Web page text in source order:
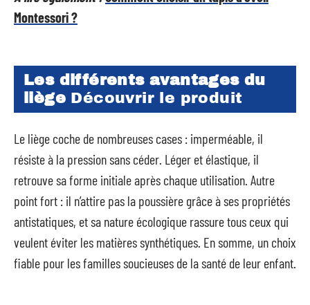
Montessori ?
Les différents avantages du
liège Découvrir le produit
Le liège coche de nombreuses cases : imperméable, il
résiste à la pression sans céder. Léger et élastique, il
retrouve sa forme initiale après chaque utilisation. Autre
point fort : il n’attire pas la poussière grâce à ses propriétés
antistatiques, et sa nature écologique rassure tous ceux qui
veulent éviter les matières synthétiques. En somme, un choix
fiable pour les familles soucieuses de la santé de leur enfant.